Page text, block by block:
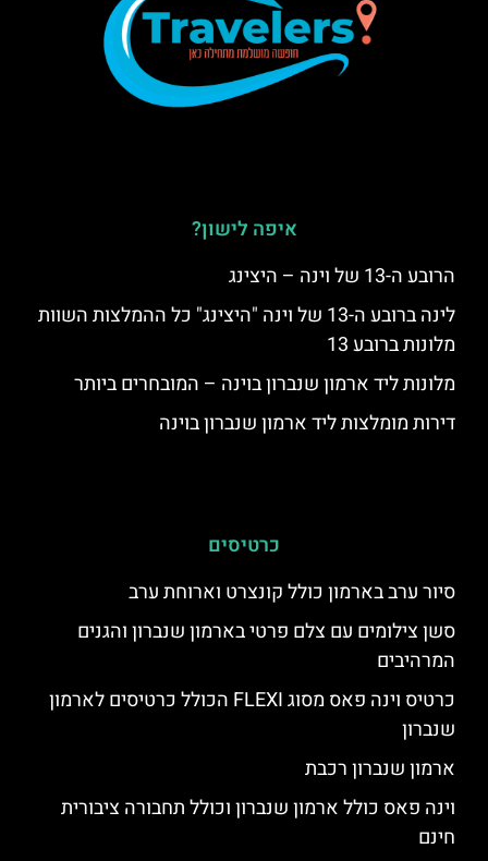
איפה לישון?
הרובע ה-13 של וינה – היצינג
לינה ברובע ה-13 של וינה "היצינג" כל ההמלצות השוות
מלונות ברובע 13
מלונות ליד ארמון שנברון בוינה – המובחרים ביותר
דירות מומלצות ליד ארמון שנברון בוינה
כרטיסים
סיור ערב בארמון כולל קונצרט וארוחת ערב
סשן צילומים עם צלם פרטי בארמון שנברון והגנים
המרהיבים
כרטיס וינה פאס מסוג FLEXI הכולל כרטיסים לארמון
שנברון
ארמון שנברון רכבת
וינה פאס כולל ארמון שנברון וכולל תחבורה ציבורית
חינם